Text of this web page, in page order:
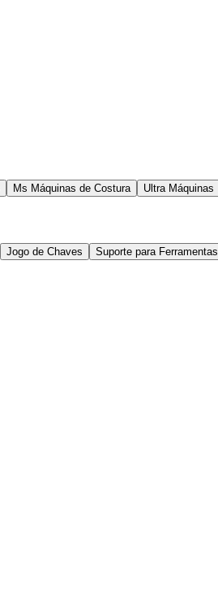
Ms Máquinas de Costura Ultra Máquinas
Jogo de Chaves Suporte para Ferramentas